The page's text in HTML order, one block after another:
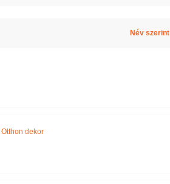
Név szerint
Otthon dekor